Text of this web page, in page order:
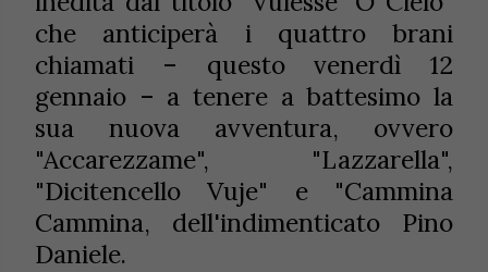
che anticiperà i quattro brani
chiamati – questo venerdì 12
gennaio – a tenere a battesimo la
sua nuova avventura, ovvero
"Accarezzame", "Lazzarella",
"Dicitencello Vuje" e "Cammina
Cammina, dell'indimenticato Pino
Daniele.